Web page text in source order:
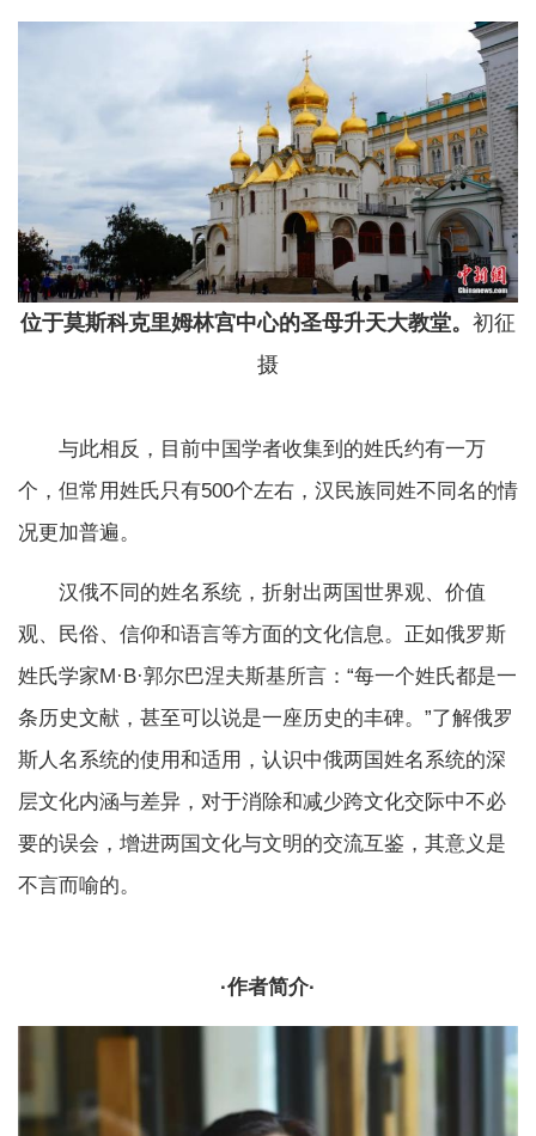
位于莫斯科克里姆林宫中心的圣母升天大教堂。 初征
摄
与此相反，目前中国学者收集到的姓氏约有一万
个，但常用姓氏只有500个左右，汉民族同姓不同名的情
况更加普遍。
汉俄不同的姓名系统，折射出两国世界观、价值
观、民俗、信仰和语言等方面的文化信息。正如俄罗斯
姓氏学家M·B·郭尔巴涅夫斯基所言：“每一个姓氏都是一
条历史文献，甚至可以说是一座历史的丰碑。”了解俄罗
斯人名系统的使用和适用，认识中俄两国姓名系统的深
层文化内涵与差异，对于消除和减少跨文化交际中不必
要的误会，增进两国文化与文明的交流互鉴，其意义是
不言而喻的。
·作者简介·